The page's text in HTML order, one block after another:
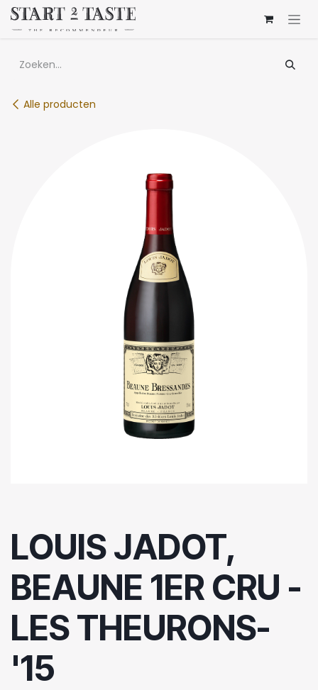
Overslaan naar inhoud
Alle producten
LOUIS JADOT,
BEAUNE 1ER CRU -
LES THEURONS-
'15